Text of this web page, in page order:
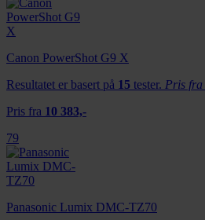
Canon PowerShot G9 X
Resultatet er basert på 15 tester. Pris fra
Pris fra 10 383,-
79
Panasonic Lumix DMC-TZ70